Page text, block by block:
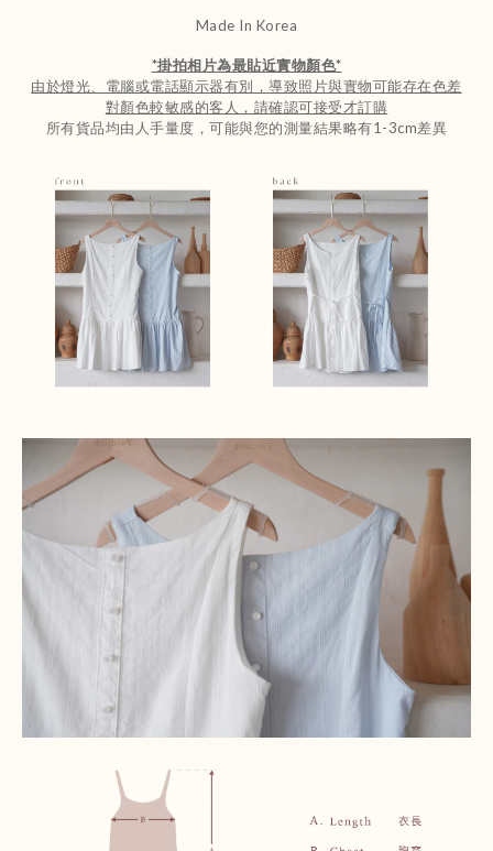
Made In Korea
*掛拍相片為最貼近實物顏色*
由於燈光、電腦或電話顯示器有別，導致照片與實物可能存在色差
對顏色較敏感的客人，請確認可接受才訂購
所有貨品均由人手量度，可能與您的測量結果略有1-3cm差異